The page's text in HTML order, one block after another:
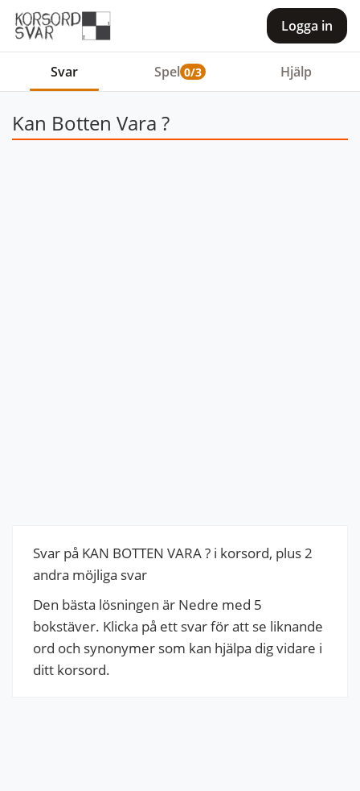
Logga in
Svar Spel 0/3 Hjälp
Kan Botten Vara ?
Svar på KAN BOTTEN VARA ? i korsord, plus 2
andra möjliga svar
Den bästa lösningen är Nedre med 5
bokstäver. Klicka på ett svar för att se liknande
ord och synonymer som kan hjälpa dig vidare i
ditt korsord.